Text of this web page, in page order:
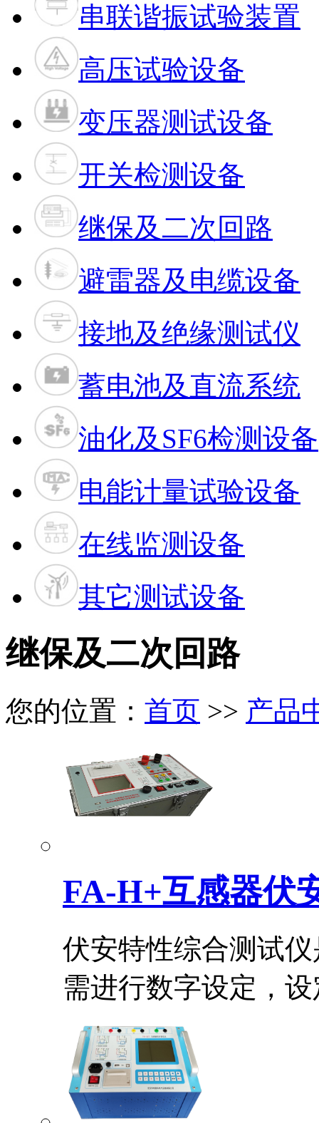
串联谐振试验装置
高压试验设备
变压器测试设备
开关检测设备
继保及二次回路
避雷器及电缆设备
接地及绝缘测试仪
蓄电池及直流系统
油化及SF6检测设备
电能计量试验设备
在线监测设备
其它测试设备
继保及二次回路
您的位置： 首页 >> 产品
FA-H+互感器伏
伏安特性综合测试
需进行数字设定，设